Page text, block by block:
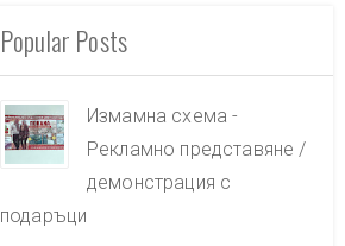
Popular Posts
Измамна схема -
Рекламно представяне /
демонстрация с
подаръци